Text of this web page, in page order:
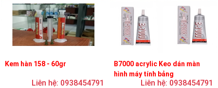
Kem hàn 158 - 60gr
Liên hệ: 0938454791
B7000 acrylic Keo dán màn
hình máy tính bảng
Liên hệ: 0938454791